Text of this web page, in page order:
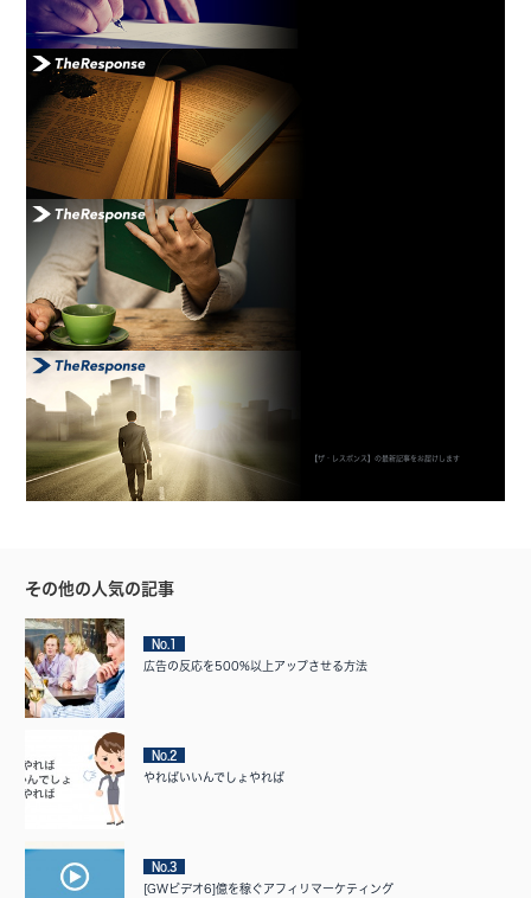
【ザ・レスポンス】の最新記事をお届けします
その他の人気の記事
No.1
広告の反応を500%以上アップさせる方法
No.2
やればいいんでしょやれば
No.3
[GWビデオ6]億を稼ぐアフィリマーケティング